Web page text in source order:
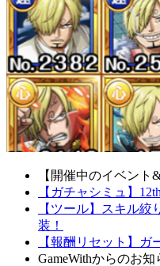
【開催中のイベント
【ガチャシミュ】
【ツール】スキル
装！
【報酬リセット】ガ
GameWithからのお知